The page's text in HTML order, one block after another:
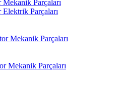
Parçaları
Parçaları
Mekanik Parçaları
Mekanik Parçaları